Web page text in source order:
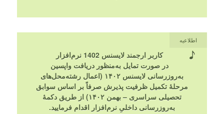
اطلاعیه
کاربر ارجمند لایسنس 1402 نرم‌افزار
در صورت تمایل به‌منظور دریافت واپسین
به‌روزرسانی لایسنس ۱۴۰۲ (اعمال رشته‌محل‌های
مرحلۀ تکمیل ظرفیت پذیرش صرفاً بر اساس سوابق
تحصیلی سراسری – بهمن ۱۴۰۲) از طریق دکمۀ
به‌روزرسانی داخلیِ نرم‌افزار اقدام فرمایید.